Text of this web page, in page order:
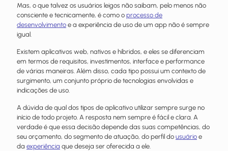
Mas, o que talvez os usuários leigos não saibam, pelo menos não
consciente e tecnicamente, é como o processo de
desenvolvimento e a experiência de uso de um app não é sempre
igual.
Existem aplicativos web, nativos e híbridos, e eles se diferenciam
em termos de requisitos, investimentos, interface e performance
de várias maneiras. Além disso, cada tipo possui um contexto de
surgimento, um conjunto próprio de tecnologias envolvidas e
indicações de uso.
A dúvida de qual dos tipos de aplicativo utilizar sempre surge no
início de todo projeto. A resposta nem sempre é fácil e clara. A
verdade é que essa decisão depende das suas competências, do
seu orçamento, do segmento de atuação, do perfil do usuário e
da experiência que deseja ser oferecida a ele.